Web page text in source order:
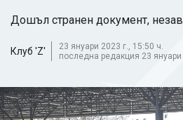
Дошъл странен документ,
Клуб 'Z'
23 януари 2023 г., 15:50 ч.
последна редакция 23 януари